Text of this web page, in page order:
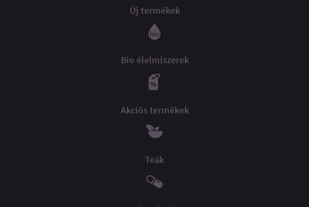
Új termékek
Bio élelmiszerek
Akciós termékek
Teák